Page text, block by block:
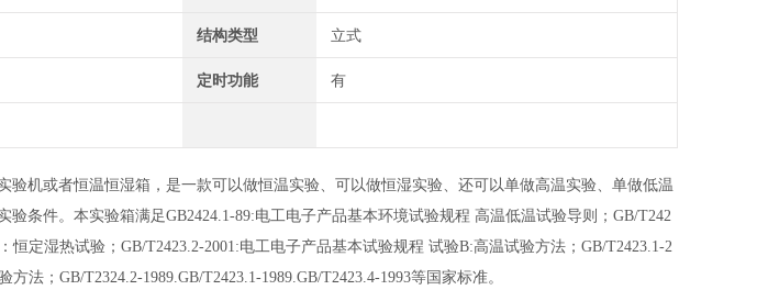
结构类型 立式
定时功能 有
验机或者恒温恒湿箱，是一款可以做恒温实验、可以做恒湿实验、还可以单做高温实验、单做低温
验条件。本实验箱满足GB2424.1-89:电工电子产品基本环境试验规程 高温低温试验导则；GB/T242
恒定湿热试验；GB/T2423.2-2001:电工电子产品基本试验规程 试验B:高温试验方法；GB/T2423.1-2
法；GB/T2324.2-1989.GB/T2423.1-1989.GB/T2423.4-1993等国家标准。